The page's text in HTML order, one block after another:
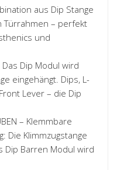
aus Dip Stange
Türrahmen – perfekt
und
Das Dip Modul wird
eingehängt. Dips, L-
Lever – die Dip
– Klemmbare
Die Klimmzugstange
Dip Barren Modul wird